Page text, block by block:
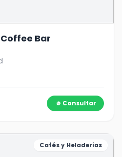
Coffee Bar
Consultar
Cafés y Heladerías